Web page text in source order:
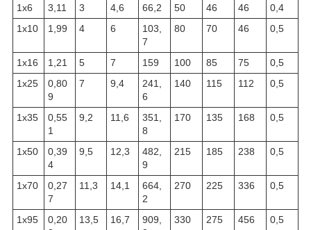
1х6
3,11 3 4,6 66,2 50 46 46
0,4
1х10
1,99 4 6
103,
7
80 70 46 0,5
1х16 1,21 5 7 159 100 85 75
0,5
1х25
0,80
9
7 9,4
241,
6
140 115 112 0,5
1х35
0,55
1
9,2 11,6
351,
8
170 135 168 0,5
1х50
0,39
4
9,5 12,3
482,
9
215 185 238 0,5
1х70
0,27
7
11,3 14,1
664,
2
270 225 336 0,5
1х95
0,20
13,5 16,7
909,
330 275 456 0,5